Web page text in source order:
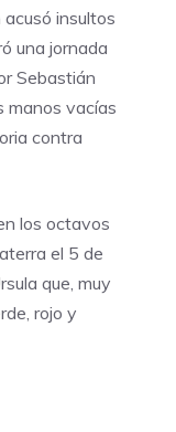
insultos
una jornada
Sebastián
manos vacías
contra
los octavos
el 5 de
que, muy
rojo y